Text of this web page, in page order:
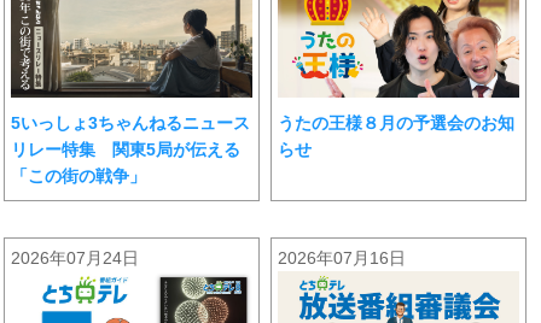
5いっしょ3ちゃんねるニュース
リレー特集 関東5局が伝える
「この街の戦争」
うたの王様８月の予選会のお知
らせ
2026年07月24日 2026年07月16日